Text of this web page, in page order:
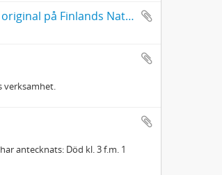
Digital kopia av Carl Michael Bellmans egenhändiga levernesbeskrivning (Kopia av original på Finlands Nationalmuseum)
verksamhet.
antecknats: Död kl. 3 f.m. 1